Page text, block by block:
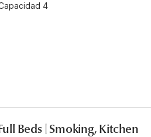
4
Beds | Smoking, Kitchen